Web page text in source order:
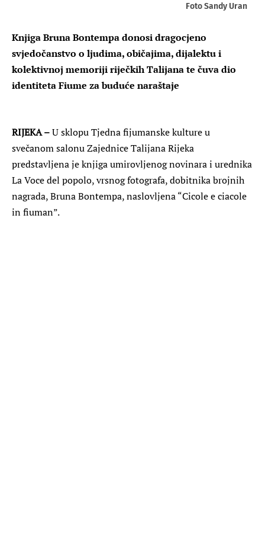
Foto Sandy Uran
Knjiga Bruna Bontempa donosi dragocjeno
svjedočanstvo o ljudima, običajima, dijalektu i
kolektivnoj memoriji riječkih Talijana te čuva dio
identiteta Fiume za buduće naraštaje
RIJEKA –U sklopu Tjedna fijumanske kulture u
svečanom salonu Zajednice Talijana Rijeka
predstavljena je knjiga umirovljenog novinara i urednika
La Voce del popolo, vrsnog fotografa, dobitnika brojnih
nagrada, Bruna Bontempa, naslovljena “Cicole e ciacole
in fiuman”.